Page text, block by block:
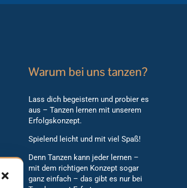
Warum bei uns tanzen?
Lass dich begeistern und probier es
aus – Tanzen lernen mit unserem
Erfolgskonzept.
Spielend leicht und mit viel Spaß!
Denn Tanzen kann jeder lernen –
mit dem richtigen Konzept sogar
ganz einfach – das gibt es nur bei